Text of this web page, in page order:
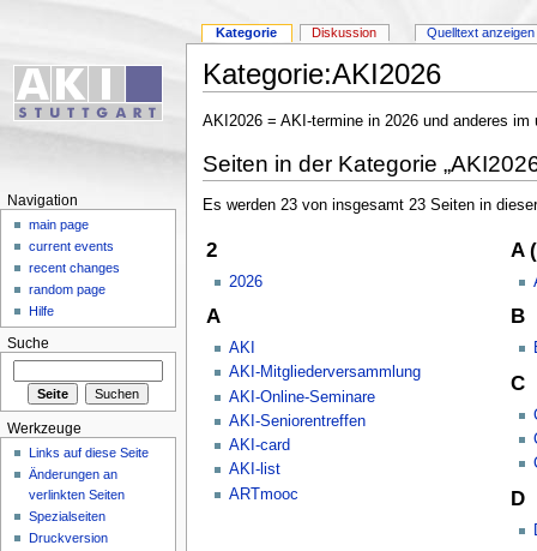
Kategorie:AKI2026
AKI2026 = AKI-termine in 2026 und anderes im
Seiten in der Kategorie
Es werden 23 von insgesamt 23 Seiten in
2
2026
A
AKI
AKI-Mitgliederversammlung
AKI-Online-Seminare
AKI-Seniorentreffen
AKI-card
AKI-list
ARTmooc
A
B
C
D
Kategorie Diskussion Quelltext anzeigen
Navigation
main page
current events
recent changes
random page
Hilfe
Suche
Werkzeuge
Links auf diese Seite
Änderungen an
verlinkten Seiten
Spezialseiten
Druckversion